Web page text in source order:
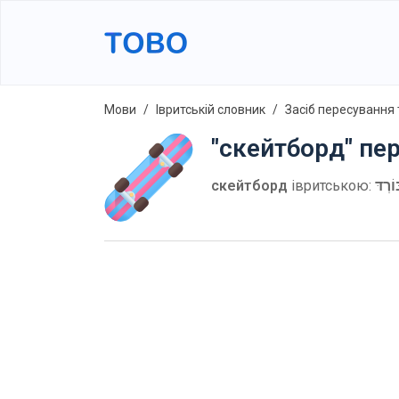
Мови Івритській словник Засіб пересування
"скейтборд"
скейтборд івритською: